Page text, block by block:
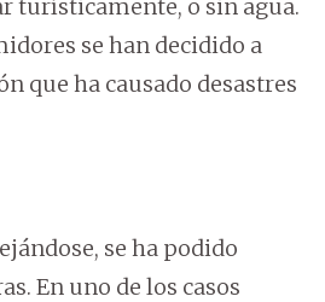
turísticamente, o sin agua.
se han decidido a
que ha causado desastres
se ha podido
En uno de los casos